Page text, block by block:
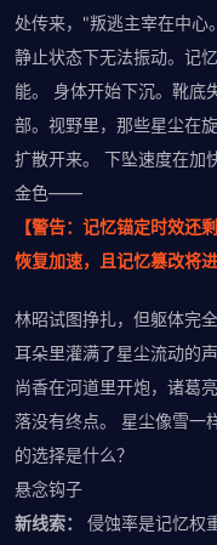
处传来，"叛逃主宰在中心
静止状态下无法振动。记
能。 身体开始下沉。靴底
部。视野里，那些星尘在
扩散开来。 下坠速度在加
金色——
【警告：记忆锚定时效还
恢复加速，且记忆篡改将
林昭试图挣扎，但躯体完
耳朵里灌满了星尘流动的
尚香在河道里开炮，诸葛
落没有终点。 星尘像雪一
的选择是什么？
悬念钩子
新线索：
侵蚀率是记忆权